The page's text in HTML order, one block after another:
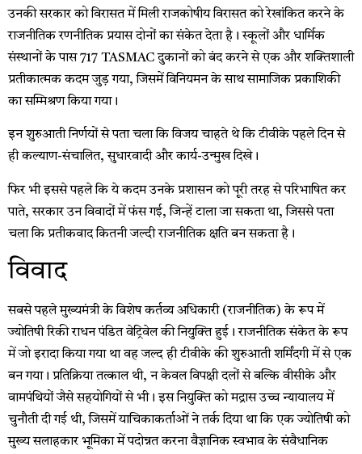
उनकी सरकार को विरासत में मिली राजकोषीय विरासत को रेखांकित करने के
राजनीतिक रणनीतिक प्रयास दोनों का संकेत देता है। स्कूलों और धार्मिक
संस्थानों के पास 717 TASMAC दुकानों को बंद करने से एक और शक्तिशाली
प्रतीकात्मक कदम जुड़ गया, जिसमें विनियमन के साथ सामाजिक प्रकाशिकी
का सम्मिश्रण किया गया।
इन शुरुआती निर्णयों से पता चला कि विजय चाहते थे कि टीवीके पहले दिन से
ही कल्याण-संचालित, सुधारवादी और कार्य-उन्मुख दिखे।
फिर भी इससे पहले कि ये कदम उनके प्रशासन को पूरी तरह से परिभाषित कर
पाते, सरकार उन विवादों में फंस गई, जिन्हें टाला जा सकता था, जिससे पता
चला कि प्रतीकवाद कितनी जल्दी राजनीतिक क्षति बन सकता है।
विवाद
सबसे पहले मुख्यमंत्री के विशेष कर्तव्य अधिकारी (राजनीतिक) के रूप में
ज्योतिषी रिकी राधन पंडित वेट्रिवेल की नियुक्ति हुई। राजनीतिक संकेत के रूप
में जो इरादा किया गया था वह जल्द ही टीवीके की शुरुआती शर्मिंदगी में से एक
बन गया। प्रतिक्रिया तत्काल थी, न केवल विपक्षी दलों से बल्कि वीसीके और
वामपंथियों जैसे सहयोगियों से भी। इस नियुक्ति को मद्रास उच्च न्यायालय में
चुनौती दी गई थी, जिसमें याचिकाकर्ताओं ने तर्क दिया था कि एक ज्योतिषी को
मुख्य सलाहकार भूमिका में पदोन्नत करना वैज्ञानिक स्वभाव के संवैधानिक